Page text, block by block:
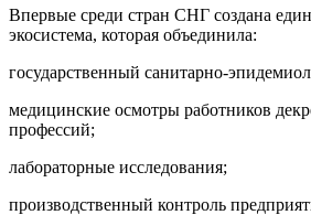
Впервые среди стран СНГ создана
экосистема, которая объединила:
государственный санитарно-
медицинские осмотры работников
профессий;
лабораторные исследования;
производственный контроль